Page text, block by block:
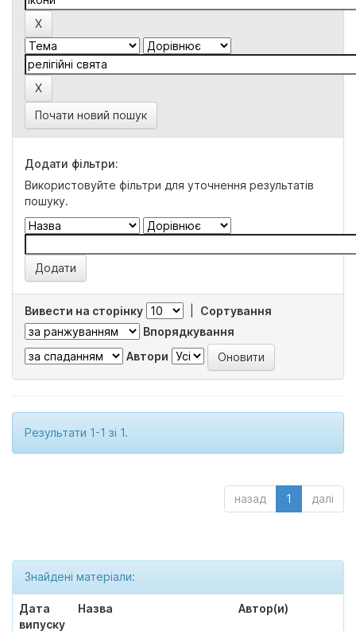
Почати новий пошук
Додати фільтри:
Використовуйте фільтри для уточнення результатів
пошуку.
Вивести на сторінку
Сортування
Впорядкування
Автори
Результати 1-1 зі 1.
назад 1 далі
Знайдені матеріали:
Дата
випуску
Назва Автор(и)